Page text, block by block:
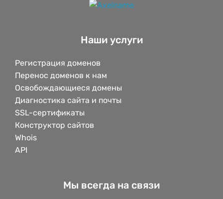
Наши услуги
Регистрация доменов
Перенос доменов к нам
Освобождающиеся домены
Диагностика сайта и почты
SSL-сертификаты
Конструктор сайтов
Whois
API
Мы всегда на связи